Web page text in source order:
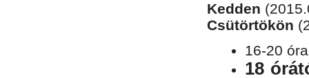
Kedden
Csütörtökön
16-20
18